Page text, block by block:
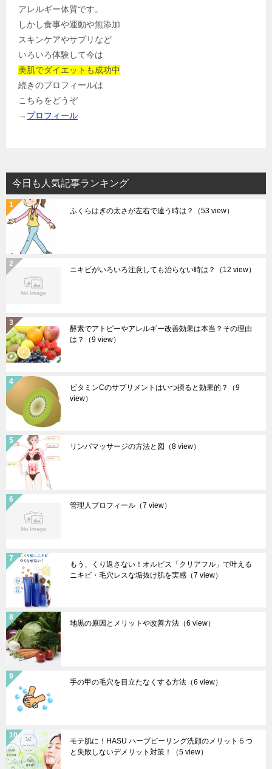
アレルギー体質です。
しかし食事や運動や無添加
スキンケアやサプリなど
いろいろ体験して今は
美肌でダイエットも成功中
続きのプロフィールは
こちらをどうぞ
→ プロフィール
今日も人気記事ランキング
ふくらはぎの太さが左右で違う時は？ （53 view）
ニキビがいろいろ注意しても治らない時は？ （12 view）
酵素でアトピーやアレルギー改善効果は本当？その理由
は？
（9 view）
ビタミンCのサプリメントはいつ摂ると効果的？
（9
view）
リンパマッサージの方法と図 （8 view）
管理人プロフィール （7 view）
もう、くり返さない！オルビス「クリアフル」で叶える
ニキビ・毛穴レスな垢抜け肌を実感 （7 view）
地黒の原因とメリットや改善方法 （6 view）
手の甲の毛穴を目立たなくする方法 （6 view）
モテ肌に！HASU ハーブピーリング洗顔のメリット５つ
と失敗しないデメリット対策！
（5 view）